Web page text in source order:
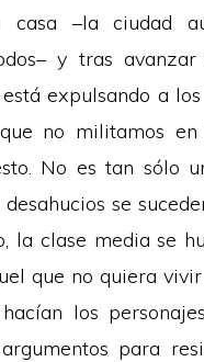
casa –la ciudad
y tras
expulsando a
no militamos en
No es tan sólo
desahucios se
la clase media se
que no quiera
los
para